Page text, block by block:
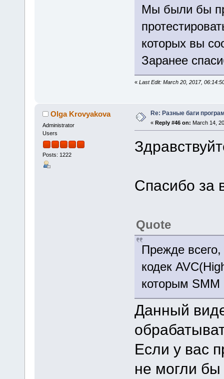
Мы были бы
которых вы
Заранее
« Last Edit: March 20, 2017,
Olga Krovyakova
Administrator
Users
Posts: 1222
Re: Разные баги
« Reply #46 on: March 14,
Спасибо за
Quote
Прежде всего,
кодек
которым SMM
Данный
Если у вас
не могли